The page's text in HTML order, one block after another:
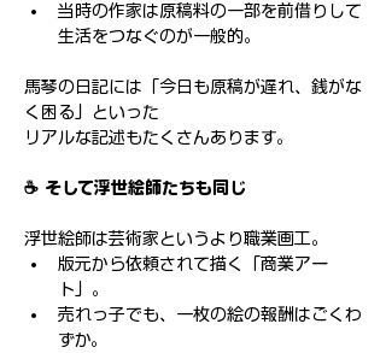
当時の作家は原稿料の一部を前借りして
生活をつなぐのが一般的。
馬琴の日記には「今日も原稿が遅れ、銭がな
く困る」といった
リアルな記述もたくさんあります。
☕ そして浮世絵師たちも同じ
浮世絵師は芸術家というより職業画工。
版元から依頼されて描く「商業アー
ト」。
売れっ子でも、一枚の絵の報酬はごくわ
ずか。